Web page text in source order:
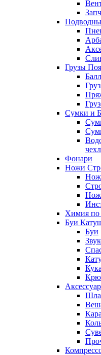
Грузы
Сумки и
Фонари
Ножи
Химия по
Буи
Буи